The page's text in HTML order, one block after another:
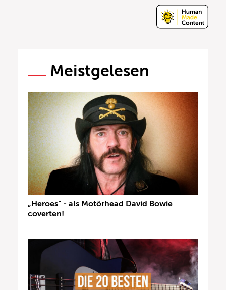
Meistgelesen
„Heroes“ - als Motörhead David Bowie
coverten!